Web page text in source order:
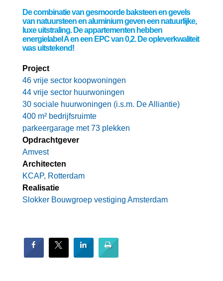
De combinatie van gesmoorde baksteen en gevels
van natuursteen en aluminium geven een natuurlijke,
luxe uitstraling. De appartementen hebben
energielabel A en een EPC van 0,2. De opleverkwaliteit
was uitstekend!
Project
46 vrije sector koopwoningen
44 vrije sector huurwoningen
30 sociale huurwoningen (i.s.m. De Alliantie)
400 m² bedrijfsruimte
parkeergarage met 73 plekken
Opdrachtgever
Amvest
Architecten
KCAP, Rotterdam
Realisatie
Slokker Bouwgroep vestiging Amsterdam